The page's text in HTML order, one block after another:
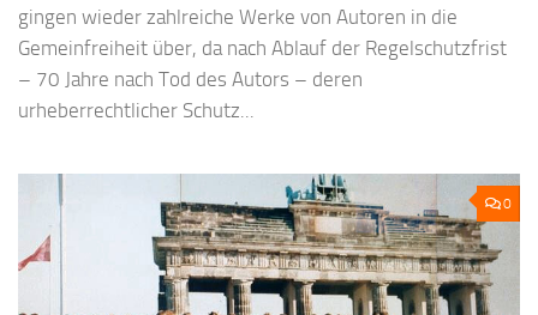
gingen wieder zahlreiche Werke von Autoren in die
Gemeinfreiheit über, da nach Ablauf der Regelschutzfrist
– 70 Jahre nach Tod des Autors – deren
urheberrechtlicher Schutz...
0